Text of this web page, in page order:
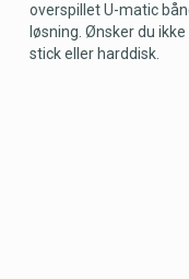
overspillet U-matic
løsning. Ønsker du
stick eller harddisk.